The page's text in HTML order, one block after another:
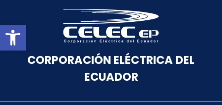
Abrir barra de herramientas
CORPORACIÓN ELÉCTRICA DEL
ECUADOR